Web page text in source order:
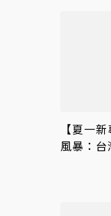
【夏一
風暴：